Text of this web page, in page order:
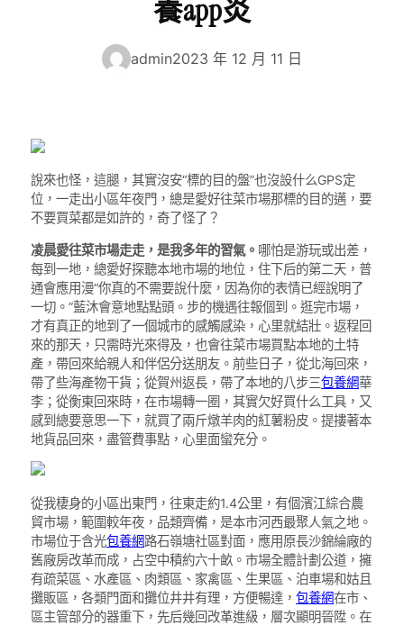
養app炎
admin2023 年 12 月 11 日
說來也怪，這腿，其實沒安“標的目的盤”也沒設什么GPS定
位，一走出小區年夜門，總是愛好往菜市場那標的目的邁，要
不要買菜都是如許的，奇了怪了？
凌晨愛往菜市場走走，是我多年的習氣。 哪怕是游玩或出差，
每到一地，總愛好探聽本地市場的地位，住下后的第二天，普
通會應用漫“你真的不需要說什麼，因為你的表情已經說明了
一切。”藍沐會意地點點頭。步的機遇往報個到。逛完市場，
才有真正的地到了一個城市的感觸感染，心里就結壯。返程回
來的那天，只需時光來得及，也會往菜市場買點本地的土特
產，帶回來給親人和伴侶分送朋友。前些日子，從北海回來，
帶了些海產物干貨；從賀州返長，帶了本地的八步三包養網華
李；從衡東回來時，在市場轉一圈，其實欠好買什么工具，又
感到總要意思一下，就買了兩斤燉羊肉的紅薯粉皮。提摟著本
地貨品回來，盡管費事點，心里面蠻充分。
從我棲身的小區出東門，往東走約1.4公里，有個濱江綜合農
貿市場，範圍較年夜，品類齊備，是本市河西最聚人氣之地。
市場位于含光包養網路石嶺塘社區對面，應用原長沙錦綸廠的
舊廠房改革而成，占空中積約六十畝。市場全體計劃公道，擁
有疏菜區、水產區、肉類區、家禽區、生果區、泊車場和姑且
攤販區，各類門面和攤位井井有理，方便暢達， 包養網在市、
區主管部分的器重下，先后幾回改革進級，層次顯明晉陞。在